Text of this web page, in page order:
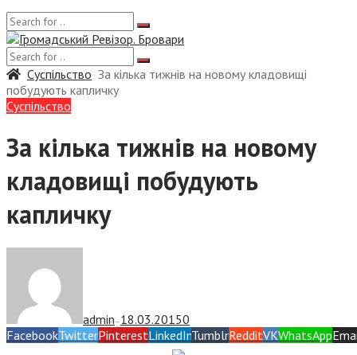
Суспiльство За кілька тижнів на новому кладовищі
побудують капличку
Суспiльство
За кілька тижнів на новому
кладовищі побудують
капличку
admin — 18.03.20150
FacebookTwitterPinterestLinkedInTumblrRedditVKWhatsApp